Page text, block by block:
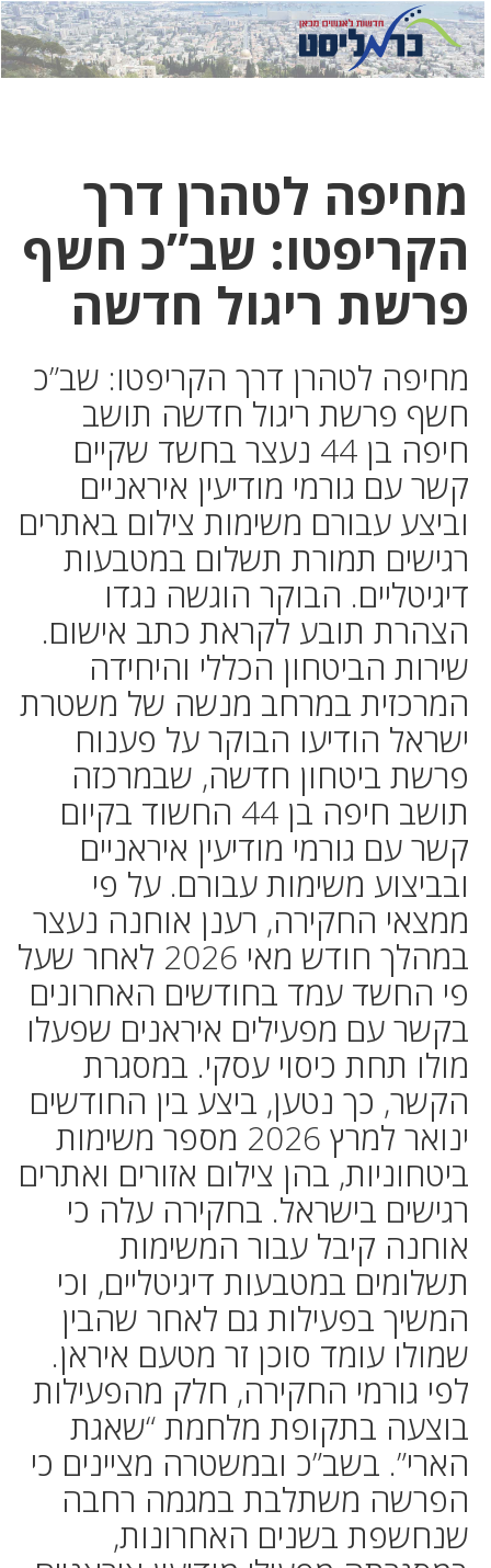
לחץ
כאן
לחץ
כדי
מחיפה לטהרן דרך
הקריפטו: שב”כ חשף
פרשת ריגול חדשה
מחיפה לטהרן דרך הקריפטו: שב”כ
חשף פרשת ריגול חדשה תושב
חיפה בן 44 נעצר בחשד שקיים
קשר עם גורמי מודיעין איראניים
וביצע עבורם משימות צילום באתרים
רגישים תמורת תשלום במטבעות
דיגיטליים. הבוקר הוגשה נגדו
הצהרת תובע לקראת כתב אישום.
שירות הביטחון הכללי והיחידה
המרכזית במרחב מנשה של משטרת
ישראל הודיעו הבוקר על פענוח
פרשת ביטחון חדשה, שבמרכזה
תושב חיפה בן 44 החשוד בקיום
קשר עם גורמי מודיעין איראניים
ובביצוע משימות עבורם. על פי
ממצאי החקירה, רענן אוחנה נעצר
במהלך חודש מאי 2026 לאחר שעל
פי החשד עמד בחודשים האחרונים
בקשר עם מפעילים איראנים שפעלו
מולו תחת כיסוי עסקי. במסגרת
הקשר, כך נטען, ביצע בין החודשים
ינואר למרץ 2026 מספר משימות
ביטחוניות, בהן צילום אזורים ואתרים
רגישים בישראל. בחקירה עלה כי
אוחנה קיבל עבור המשימות
תשלומים במטבעות דיגיטליים, וכי
המשיך בפעילות גם לאחר שהבין
שמולו עומד סוכן זר מטעם איראן.
לפי גורמי החקירה, חלק מהפעילות
בוצעה בתקופת מלחמת “שאגת
הארי”. בשב”כ ובמשטרה מציינים כי
הפרשה משתלבת במגמה רחבה
שנחשפת בשנים האחרונות,